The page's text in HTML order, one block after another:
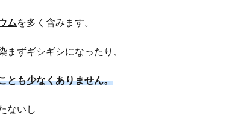
ムを多く含みます。
まずギシギシになったり、
とも少なくありません。
ないし